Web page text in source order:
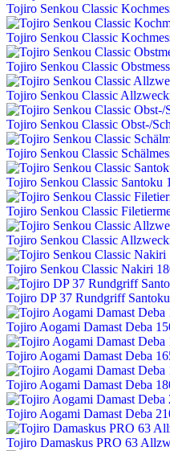
Tojiro Senkou Classic
Tojiro Senkou Classic
Tojiro Senkou Classic
Tojiro Senkou Classic
Tojiro Senkou Classic Obst-/
Tojiro Senkou Classic
Tojiro Senkou Classic Santoku
Tojiro Senkou Classic
Tojiro Senkou Classic
Tojiro Senkou Classic Nakiri
Tojiro DP 37 Rundgriff
Tojiro Aogami Damast Deba
Tojiro Aogami Damast Deba
Tojiro Aogami Damast Deba
Tojiro Aogami Damast Deba
Tojiro Damaskus PRO 63